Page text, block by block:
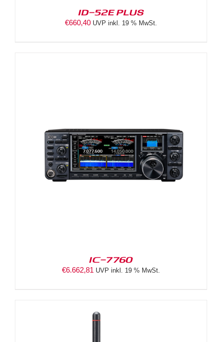
ID-52E PLUS
€660,40 UVP inkl. 19 % MwSt.
IC-7760
€6.662,81 UVP inkl. 19 % MwSt.